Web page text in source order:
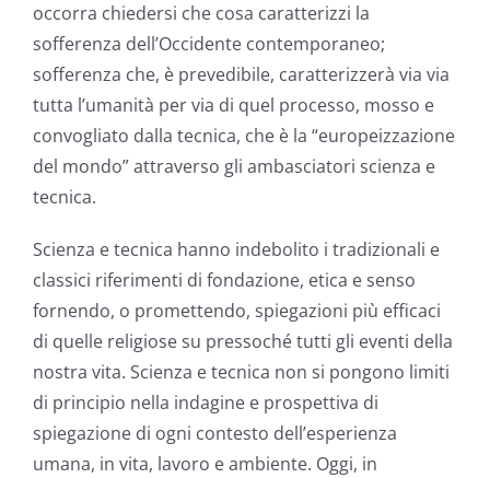
occorra chiedersi che cosa caratterizzi la
sofferenza dell’Occidente contemporaneo;
sofferenza che, è prevedibile, caratterizzerà via via
tutta l’umanità per via di quel processo, mosso e
convogliato dalla tecnica, che è la “europeizzazione
del mondo” attraverso gli ambasciatori scienza e
tecnica.
Scienza e tecnica hanno indebolito i tradizionali e
classici riferimenti di fondazione, etica e senso
fornendo, o promettendo, spiegazioni più efficaci
di quelle religiose su pressoché tutti gli eventi della
nostra vita. Scienza e tecnica non si pongono limiti
di principio nella indagine e prospettiva di
spiegazione di ogni contesto dell’esperienza
umana, in vita, lavoro e ambiente. Oggi, in